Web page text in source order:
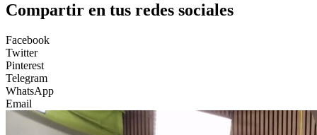
Compartir en tus redes sociales
Facebook
Twitter
Pinterest
Telegram
WhatsApp
Email